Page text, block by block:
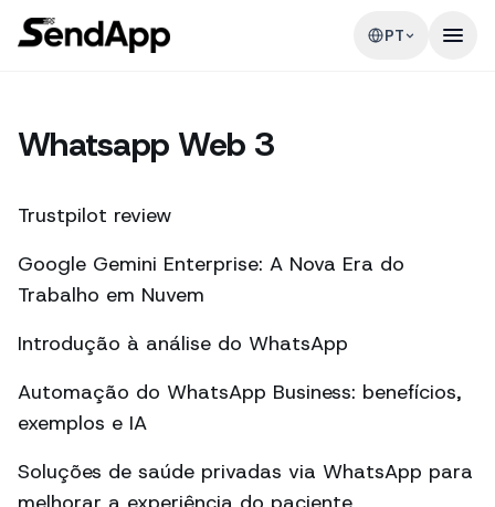
PT
Whatsapp Web 3
Trustpilot review
Google Gemini Enterprise: A Nova Era do
Trabalho em Nuvem
Introdução à análise do WhatsApp
Automação do WhatsApp Business: benefícios,
exemplos e IA
Soluções de saúde privadas via WhatsApp para